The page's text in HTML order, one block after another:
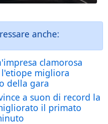
anche:
clamorosa
migliora
della gara
a suon di record la
il primato